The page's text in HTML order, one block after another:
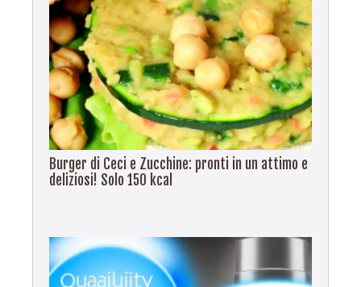
Burger di Ceci e Zucchine: pronti in un attimo e
deliziosi! Solo 150 kcal